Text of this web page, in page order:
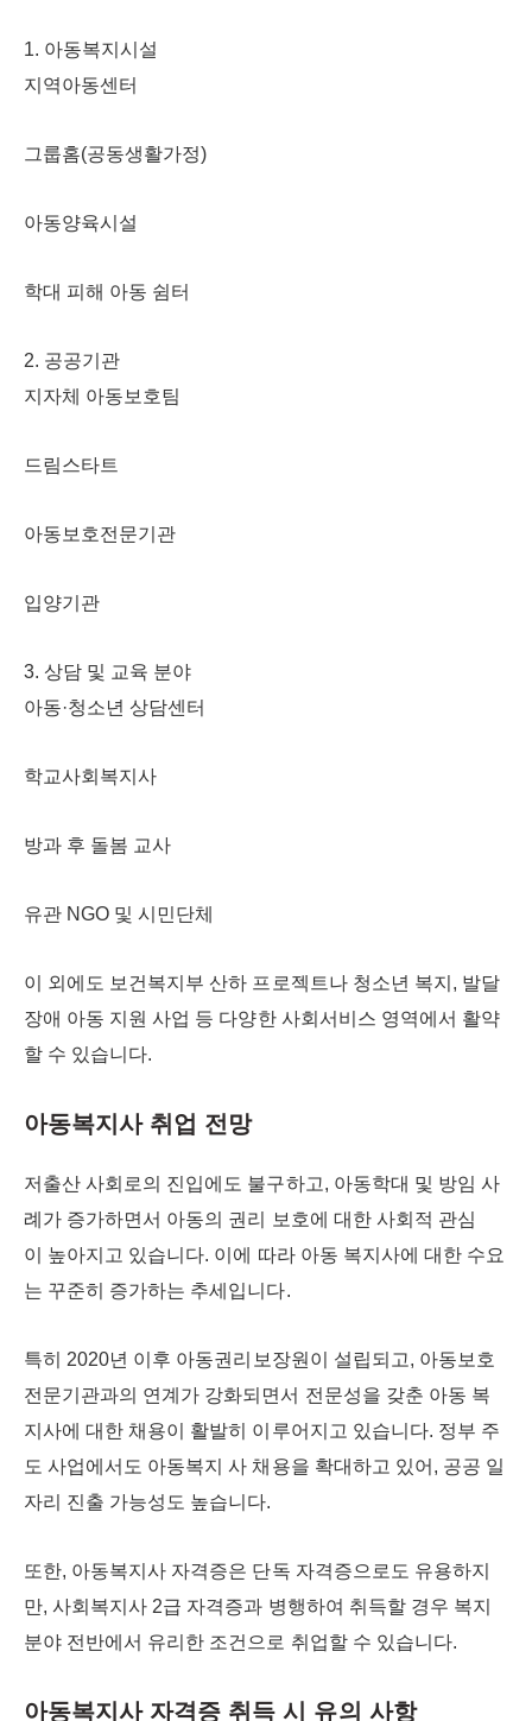
1. 아동복지시설
지역아동센터
그룹홈(공동생활가정)
아동양육시설
학대 피해 아동 쉼터
2. 공공기관
지자체 아동보호팀
드림스타트
아동보호전문기관
입양기관
3. 상담 및 교육 분야
아동·청소년 상담센터
학교사회복지사
방과 후 돌봄 교사
유관 NGO 및 시민단체
이 외에도 보건복지부 산하 프로젝트나 청소년 복지, 발달
장애 아동 지원 사업 등 다양한 사회서비스 영역에서 활약
할 수 있습니다.
아동복지사 취업 전망
저출산 사회로의 진입에도 불구하고, 아동학대 및 방임 사
례가 증가하면서 아동의 권리 보호에 대한 사회적 관심
이 높아지고 있습니다. 이에 따라 아동 복지사에 대한 수요
는 꾸준히 증가하는 추세입니다.
특히 2020년 이후 아동권리보장원이 설립되고, 아동보호
전문기관과의 연계가 강화되면서 전문성을 갖춘 아동 복
지사에 대한 채용이 활발히 이루어지고 있습니다. 정부 주
도 사업에서도 아동복지 사 채용을 확대하고 있어, 공공 일
자리 진출 가능성도 높습니다.
또한, 아동복지사 자격증은 단독 자격증으로도 유용하지
만, 사회복지사 2급 자격증과 병행하여 취득할 경우 복지
분야 전반에서 유리한 조건으로 취업할 수 있습니다.
아동복지사 자격증 취득 시 유의 사항